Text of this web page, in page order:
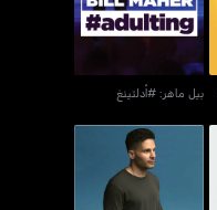
بيل ماهر: #أدلتينغ